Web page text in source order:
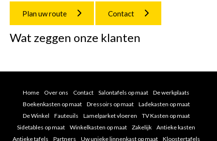
Plan uw route Contact
Wat zeggen onze klanten
Home Over ons Contact Salontafels op maat
De werkplaats
Boekenkasten op maat
Dressoirs op maat
Ladekasten op maat
De Winkel
Fauteuils Lamelparket vloeren
TV Kasten op maat
Sidetables op maat
Winkelkasten op maat Zakelijk
Antieke kasten
Antieke tafels
Partners Uw unieke linnenkast op maat Kloostertafels